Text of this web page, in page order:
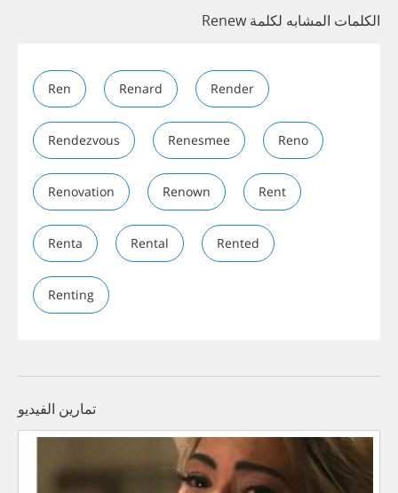
الكلمات المشابه لكلمة Renew
Ren Renard Render
Rendezvous Renesmee Reno
Renovation Renown Rent
Renta Rental Rented
Renting
تمارين الفيديو